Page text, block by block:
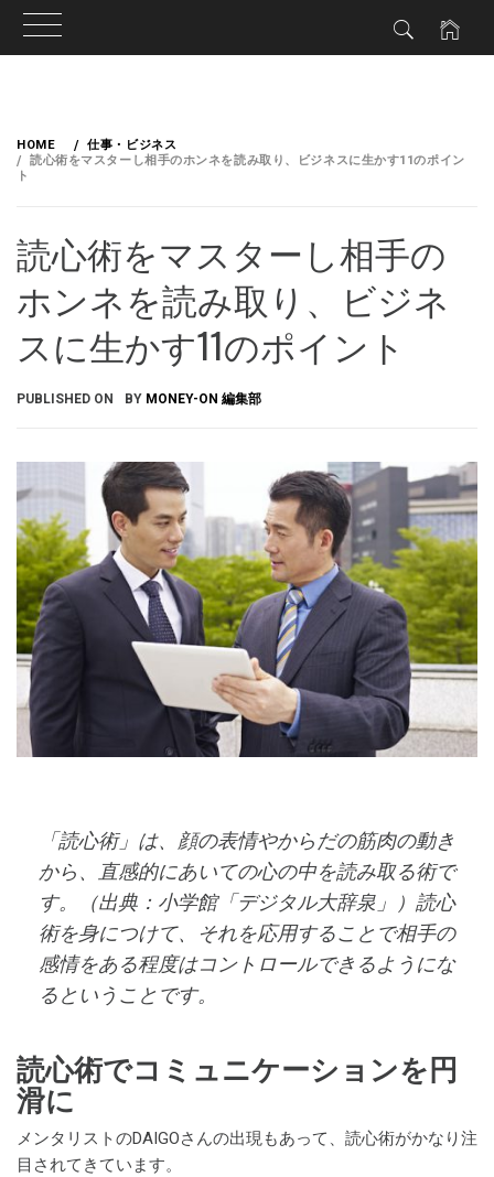
HOME
仕事・ビジネス
読心術をマスターし相手のホンネを読み取り、ビジネスに生かす11のポイン
ト
読心術をマスターし相手の
ホンネを読み取り、ビジネ
スに生かす11のポイント
PUBLISHED ON BY MONEY-ON 編集部
「読心術」は、顔の表情やからだの筋肉の動き
から、直感的にあいての心の中を読み取る術で
す。（出典：小学館「デジタル大辞泉」）読心
術を身につけて、それを応用することで相手の
感情をある程度はコントロールできるようにな
るということです。
読心術でコミュニケーションを円
滑に
メンタリストのDAIGOさんの出現もあって、読心術がかなり注
目されてきています。